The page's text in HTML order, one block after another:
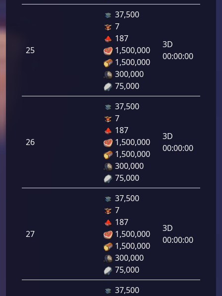
25
37,500
7
187
1,500,000
1,500,000
300,000
75,000
3D
00:00:00
26
37,500
7
187
1,500,000
1,500,000
300,000
75,000
3D
00:00:00
27
37,500
7
187
1,500,000
1,500,000
300,000
75,000
3D
00:00:00
37,500